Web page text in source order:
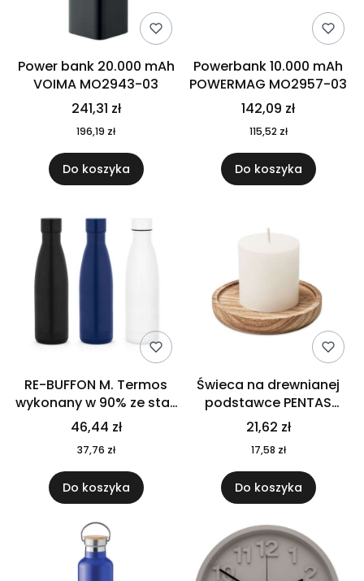
Power bank 20.000 mAh
VOIMA MO2943-03
241,31 zł
196,19 zł
Do koszyka
Powerbank 10.000 mAh
POWERMAG MO2957-03
142,09 zł
115,52 zł
Do koszyka
RE-BUFFON M. Termos
wykonany w 90% ze stali
nierdzewnej
pochodzącej z
recyklingu 520 ml 94294
46,44 zł
37,76 zł
Do koszyka
Świeca na drewnianej
podstawce PENTAS
MO6282-40
21,62 zł
17,58 zł
Do koszyka